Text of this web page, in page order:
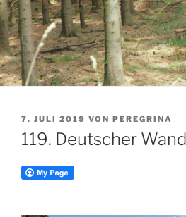
VERÖFFENTLICHT
AM
7. JULI 2019 VON PEREGRINA
119. Deutscher